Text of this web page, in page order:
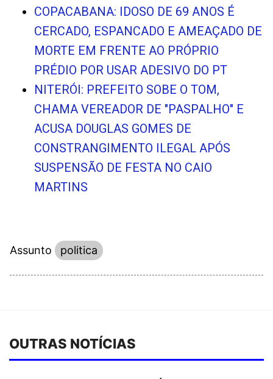
COPACABANA: IDOSO DE 69 ANOS É
CERCADO, ESPANCADO E AMEAÇADO DE
MORTE EM FRENTE AO PRÓPRIO
PRÉDIO POR USAR ADESIVO DO PT
NITERÓI: PREFEITO SOBE O TOM,
CHAMA VEREADOR DE "PASPALHO" E
ACUSA DOUGLAS GOMES DE
CONSTRANGIMENTO ILEGAL APÓS
SUSPENSÃO DE FESTA NO CAIO
MARTINS
Assunto politica
OUTRAS NOTÍCIAS